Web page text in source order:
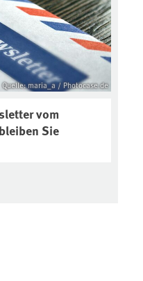
Quelle: maria_a / Photocase.de
vom
Sie